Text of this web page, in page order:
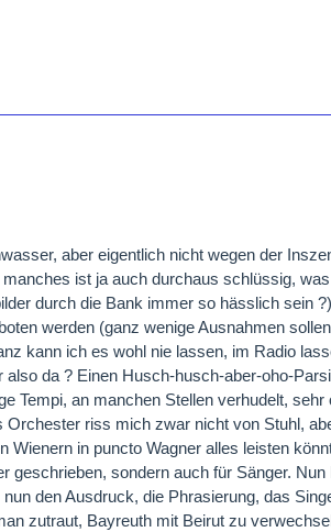
aber eigentlich nicht wegen der
ist ja auch durchaus schlüssig,
durch die Bank immer so hässlich sein
werden (ganz wenige Ausnahmen
kann ich es wohl nie lassen, im Radio
da ? Einen Husch-husch-aber-oho-
Tempi, an manchen Stellen verhudelt,
riss mich zwar nicht von Stuhl,
in puncto Wagner alles leisten
sondern auch für Sänger.
den Ausdruck, die Phrasierung, das
zutraut, Bayreuth mit Beirut zu